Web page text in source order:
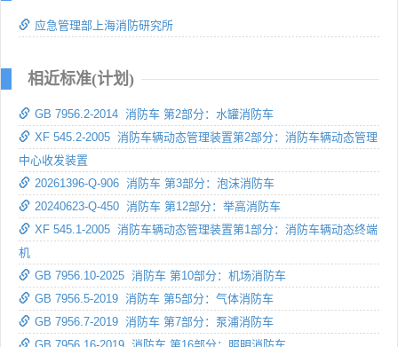
应急管理部上海消防研究所
相近标准(计划)
GB 7956.2-2014 消防车 第2部分：水罐消防车
XF 545.2-2005 消防车辆动态管理装置第2部分：消防车辆动态管理
中心收发装置
20261396-Q-906 消防车 第3部分：泡沫消防车
20240623-Q-450 消防车 第12部分：举高消防车
XF 545.1-2005 消防车辆动态管理装置第1部分：消防车辆动态终端
机
GB 7956.10-2025 消防车 第10部分：机场消防车
GB 7956.5-2019 消防车 第5部分：气体消防车
GB 7956.7-2019 消防车 第7部分：泵浦消防车